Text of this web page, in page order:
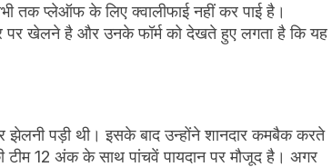
तक प्लेऑफ के लिए क्वालीफाई नहीं कर पाई है।
पर खेलने है और उनके फॉर्म को देखते हुए लगता है कि यह
पड़ी थी। इसके बाद उन्होंने शानदार कमबैक करते
12 अंक के साथ पांचवें पायदान पर मौजूद है। अगर